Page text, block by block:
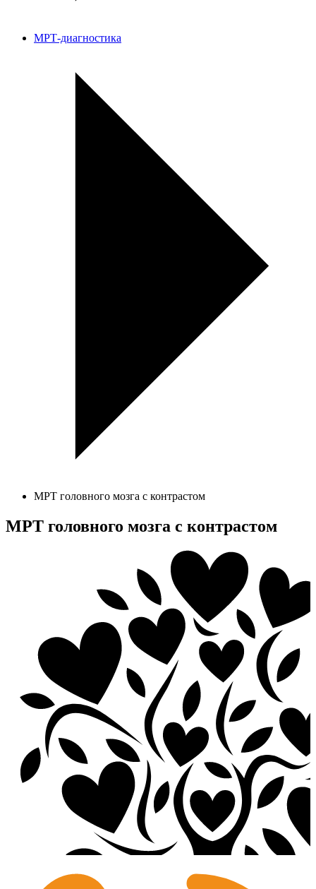
МРТ-диагностика
МРТ головного мозга с контрастом
МРТ головного мозга с контрастом